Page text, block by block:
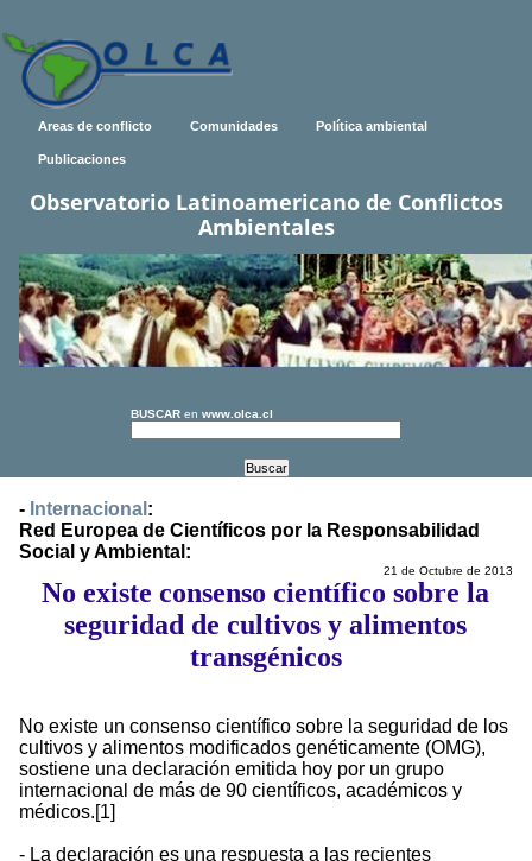
Areas de conflicto Comunidades Política ambiental
Publicaciones
Observatorio Latinoamericano de Conflictos
Ambientales
BUSCAR en www.olca.cl
- Internacional :
Red Europea de Científicos por la Responsabilidad
Social y Ambiental:
21 de Octubre de 2013
No existe consenso científico sobre la
seguridad de cultivos y alimentos
transgénicos
No existe un consenso científico sobre la seguridad de los
cultivos y alimentos modificados genéticamente (OMG),
sostiene una declaración emitida hoy por un grupo
internacional de más de 90 científicos, académicos y
médicos.[1]
- La declaración es una respuesta a las recientes